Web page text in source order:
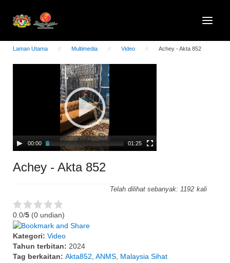
Laman Utama Multimedia Video Achey - Akta 852
00:00 01:25
Achey - Akta 852
Telah dilihat sebanyak: 1192
0.0/5 (0 undian)
Kategori: Video
Tahun terbitan: 2024
Tag berkaitan: Akta852, ANMS, Malaysia Sihat